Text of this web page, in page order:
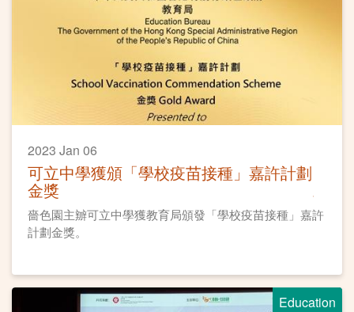
2023 Jan 06
可立中學獲頒「學校疫苗接種」嘉許計劃
金獎
嗇色園主辧可立中學獲教育局頒發「學校疫苗接種」嘉許
計劃金獎。
Education